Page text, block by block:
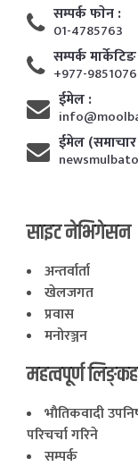
सम्पर्क फाेन :
01-4785763
सम्पर्क
+977-
ईमेल :
ईमेल
साइट नेभिगेसन
अन्तर्वार्ता
खेलजगत
प्रवास
मनोरञ्जन
महत्वपूर्ण
भाैतिकवादी
परिचर्चा गरिने
सम्पर्क